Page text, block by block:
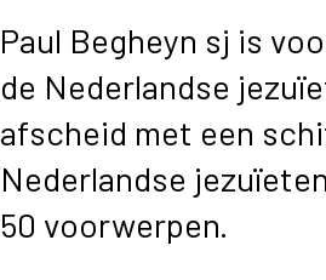
Paul Begheyn sj is
de Nederlandse
afscheid met een
Nederlandse
50 voorwerpen.